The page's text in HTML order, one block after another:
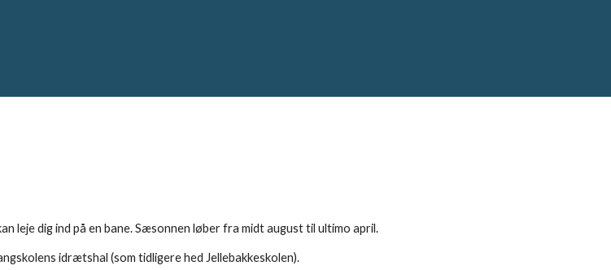
leje dig ind på en bane. Sæsonnen løber fra midt august til ultimo april.
idrætshal (som tidligere hed Jellebakkeskolen).